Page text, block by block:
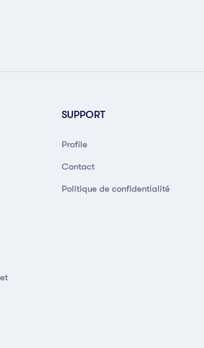
SUPPORT
Profile
Contact
Politique de confidentialité